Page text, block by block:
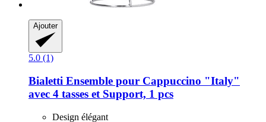
Ajouter
5.0 (1)
Bialetti Ensemble pour Cappuccino "Italy"
avec 4 tasses et Support, 1 pcs
Design élégant